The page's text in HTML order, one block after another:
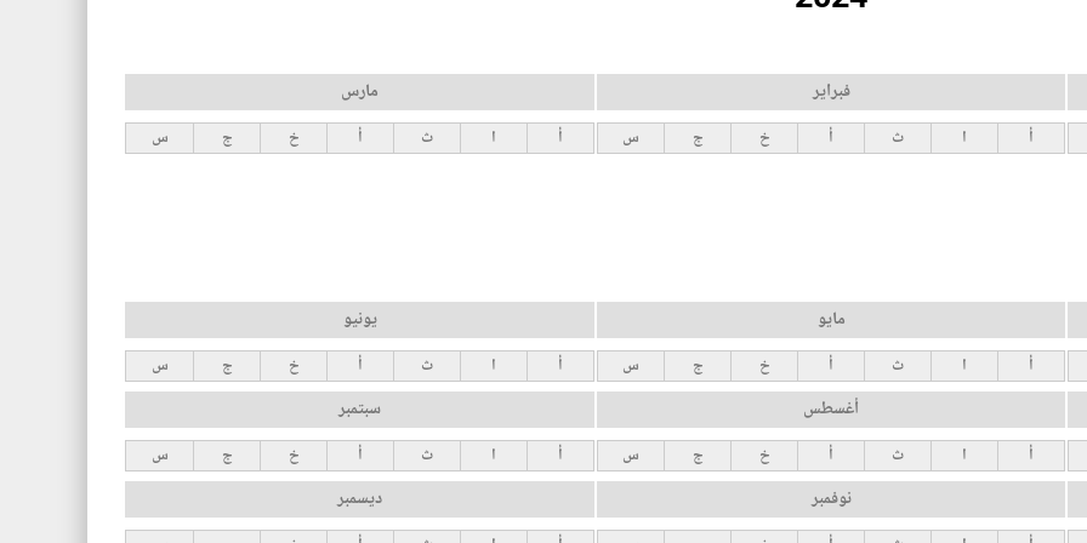
فبراير
أ ا ث أ خ ج س
مارس
أ ا ث أ خ ج س
مايو
أ ا ث أ خ ج س
يونيو
أ ا ث أ خ ج س
أغسطس
أ ا ث أ خ ج س
سبتمبر
أ ا ث أ خ ج س
نوفمبر ديسمبر